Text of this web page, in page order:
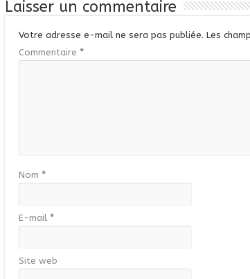
Laisser un commentaire
Votre adresse e-mail ne sera pas publiée. Les
Commentaire *
Nom *
E-mail *
Site web